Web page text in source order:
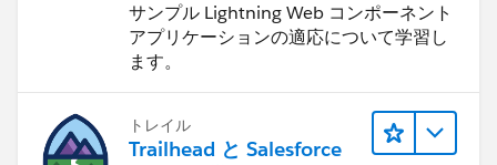
サンプル Lightning Web コンポーネント
アプリケーションの適応について学習し
ます。
トレイル
Trailhead と Salesforce